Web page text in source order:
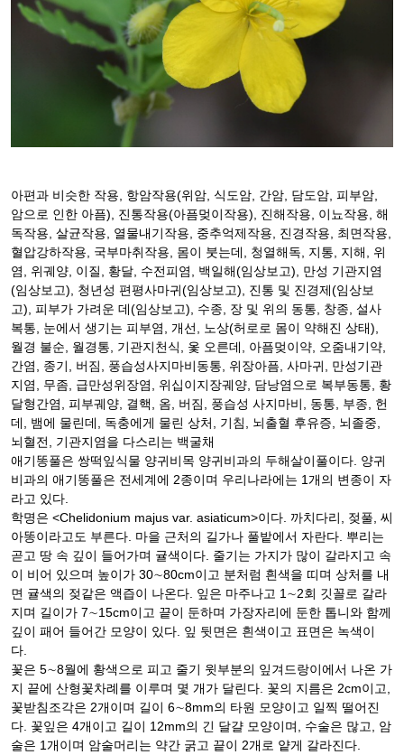
아편과 비슷한 작용, 항암작용(위암, 식도암, 간암, 담도암, 피부암,
암으로 인한 아픔), 진통작용(아픔멎이작용), 진해작용, 이뇨작용, 해
독작용, 살균작용, 열물내기작용, 중추억제작용, 진경작용, 최면작용,
혈압강하작용, 국부마취작용, 몸이 붓는데, 청열해독, 지통, 지해, 위
염, 위궤양, 이질, 황달, 수전피염, 백일해(임상보고), 만성 기관지염
(임상보고), 청년성 편평사마귀(임상보고), 진통 및 진경제(임상보
고), 피부가 가려운 데(임상보고), 수종, 장 및 위의 동통, 창종, 설사
복통, 눈에서 생기는 피부염, 개선, 노상(허로로 몸이 약해진 상태),
월경 불순, 월경통, 기관지천식, 옻 오른데, 아픔멎이약, 오줌내기약,
간염, 종기, 버짐, 풍습성사지마비동통, 위장아픔, 사마귀, 만성기관
지염, 무좀, 급만성위장염, 위십이지장궤양, 담낭염으로 복부동통, 황
달형간염, 피부궤양, 결핵, 옴, 버짐, 풍습성 사지마비, 동통, 부종, 헌
데, 뱀에 물린데, 독충에게 물린 상처, 기침, 뇌출혈 후유증, 뇌졸중,
뇌혈전, 기관지염을 다스리는 백굴채
애기똥풀은 쌍떡잎식물 양귀비목 양귀비과의 두해살이풀이다. 양귀
비과의 애기똥풀은 전세계에 2종이며 우리나라에는 1개의 변종이 자
라고 있다.
학명은 <Chelidonium majus var. asiaticum>이다. 까치다리, 젖풀, 씨
아똥이라고도 부른다. 마을 근처의 길가나 풀밭에서 자란다. 뿌리는
곧고 땅 속 깊이 들어가며 귤색이다. 줄기는 가지가 많이 갈라지고 속
이 비어 있으며 높이가 30∼80cm이고 분처럼 흰색을 띠며 상처를 내
면 귤색의 젖같은 액즙이 나온다. 잎은 마주나고 1∼2회 깃꼴로 갈라
지며 길이가 7∼15cm이고 끝이 둔하며 가장자리에 둔한 톱니와 함께
깊이 패어 들어간 모양이 있다. 잎 뒷면은 흰색이고 표면은 녹색이
다.
꽃은 5∼8월에 황색으로 피고 줄기 윗부분의 잎겨드랑이에서 나온 가
지 끝에 산형꽃차례를 이루며 몇 개가 달린다. 꽃의 지름은 2cm이고,
꽃받침조각은 2개이며 길이 6∼8mm의 타원 모양이고 일찍 떨어진
다. 꽃잎은 4개이고 길이 12mm의 긴 달걀 모양이며, 수술은 많고, 암
술은 1개이며 암술머리는 약간 굵고 끝이 2개로 얕게 갈라진다.